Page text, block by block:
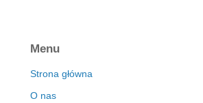
Menu
Strona główna
O nas